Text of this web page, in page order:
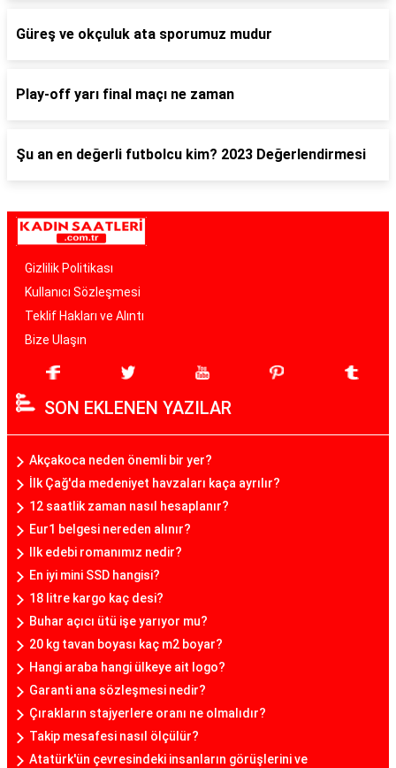
Güreş ve okçuluk ata sporumuz mudur
Play-off yarı final maçı ne zaman
Şu an en değerli futbolcu kim? 2023 Değerlendirmesi
Gizlilik Politikası
Kullanıcı Sözleşmesi
Teklif Hakları ve Alıntı
Bize Ulaşın
SON EKLENEN YAZILAR
Akçakoca neden önemli bir yer?
İlk Çağ'da medeniyet havzaları kaça ayrılır?
12 saatlik zaman nasıl hesaplanır?
Eur1 belgesi nereden alınır?
Ilk edebi romanımız nedir?
En iyi mini SSD hangisi?
18 litre kargo kaç desi?
Buhar açıcı ütü işe yarıyor mu?
20 kg tavan boyası kaç m2 boyar?
Hangi araba hangi ülkeye ait logo?
Garanti ana sözleşmesi nedir?
Çırakların stajyerlere oranı ne olmalıdır?
Takip mesafesi nasıl ölçülür?
Atatürk'ün çevresindeki insanların görüşlerini ve